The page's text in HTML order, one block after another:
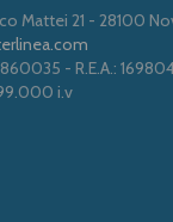
Mattei 21 - 28100
- R.E.A.:
i.v